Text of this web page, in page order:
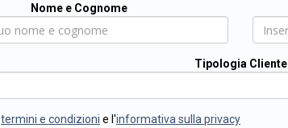
Nome e Cognome
Tipologia Cliente
termini e condizioni e l'informativa sulla privacy